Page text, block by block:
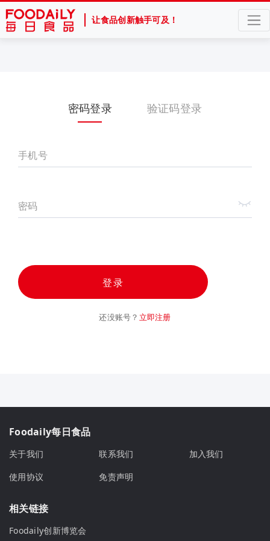
让食品创新触手可及！
密码登录 验证码登录
手机号
密码
登录
还没账号？ 立即注册
Foodaily每日食品
关于我们 联系我们
加入我们
使用协议
免责声明
相关链接
Foodaily创新博览会